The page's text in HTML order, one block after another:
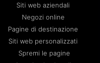
Siti web aziendali
Negozi online
Pagine di destinazione
Siti web personalizzati
Spremi le pagine